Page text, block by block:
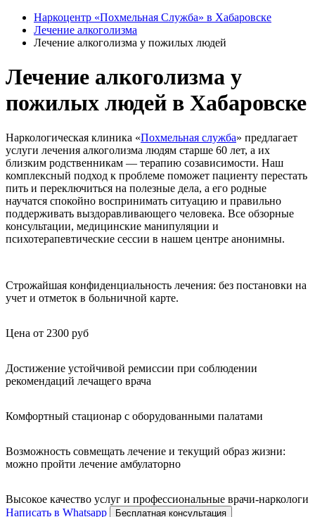
Наркоцентр «Похмельная Служба» в Хабаровске
Лечение алкоголизма
Лечение алкоголизма у пожилых людей
Лечение алкоголизма у
пожилых людей в Хабаровске
Наркологическая клиника «Похмельная служба» предлагает
услуги лечения алкоголизма людям старше 60 лет, а их
близким родственникам — терапию созависимости. Наш
комплексный подход к проблеме поможет пациенту перестать
пить и переключиться на полезные дела, а его родные
научатся спокойно воспринимать ситуацию и правильно
поддерживать выздоравливающего человека. Все обзорные
консультации, медицинские манипуляции и
психотерапевтические сессии в нашем центре анонимны.
Строжайшая конфиденциальность лечения: без постановки на
учет и отметок в больничной карте.
Цена от 2300 руб
Достижение устойчивой ремиссии при соблюдении
рекомендаций лечащего врача
Комфортный стационар с оборудованными палатами
Возможность совмещать лечение и текущий образ жизни:
можно пройти лечение амбулаторно
Высокое качество услуг и профессиональные врачи-наркологи
Написать в Whatsapp
Бесплатная консультация